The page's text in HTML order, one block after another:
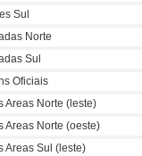
Sul
Norte
Sul
Oficiais
Areas Norte (leste)
Areas Norte (oeste)
Areas Sul (leste)